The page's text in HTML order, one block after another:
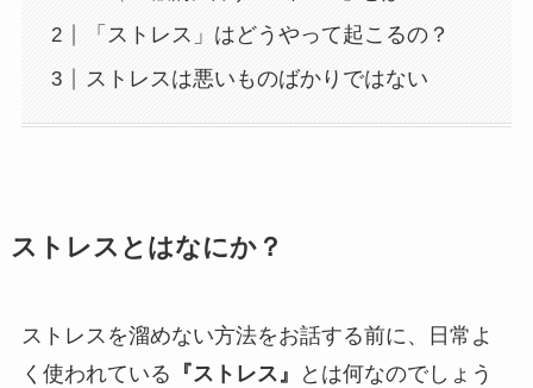
「ストレス」はどうやって起こるの？
ストレスは悪いものばかりではない
ストレスとはなにか？
ストレスを溜めない方法をお話する前に、日常よ
く使われている 『ストレス』
とは何なのでしょう